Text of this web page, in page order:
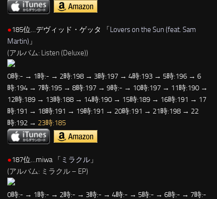
●185位…デヴィッド・ゲッタ 「Lovers on the Sun (feat. Sam
Martin) 」
(アルバム: Listen (Deluxe))
0時:- → 1時:- → 2時:198 → 3時:197 → 4時:193 → 5時:196 → 6
時:194 → 7時:195 → 8時:197 → 9時:- → 10時:197 → 11時:190 →
12時:189 → 13時:188 → 14時:190 → 15時:189 → 16時:191 → 17
時:191 → 18時:191 → 19時:191 → 20時:191 → 21時:198 → 22
時:192 → 23時:185
●187位…miwa 「 ミラクル 」
(アルバム: ミラクル – EP)
0時:- → 1時:- → 2時:- → 3時:- → 4時:- → 5時:- → 6時:- → 7時:-